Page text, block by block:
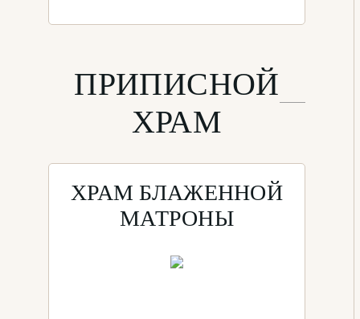
ПРИПИСНОЙ
ХРАМ
ХРАМ БЛАЖЕННОЙ
МАТРОНЫ